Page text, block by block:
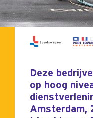
Deze
op hoog
Amsterdam,